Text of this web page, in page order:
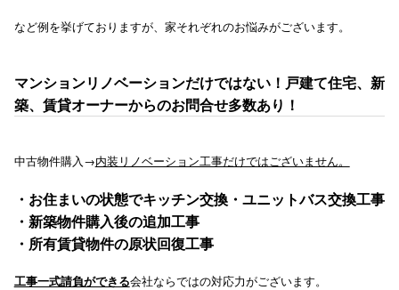
など例を挙げておりますが、家それぞれのお悩みがございます。
マンションリノベーションだけではない！戸建て住宅、新
築、賃貸オーナーからのお問合せ多数あり！
中古物件購入→内装リノベーション工事だけではございません。
・お住まいの状態でキッチン交換・ユニットバス交換工事
・新築物件購入後の追加工事
・所有賃貸物件の原状回復工事
工事一式請負ができる会社ならではの対応力がございます。